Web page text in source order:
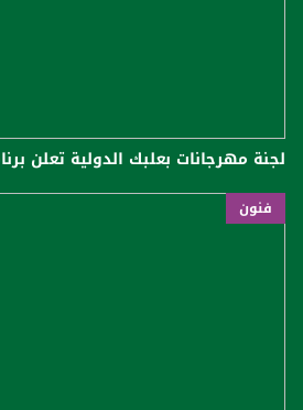
لجنة ​مهرجانات بعلبك​ الدولية تعلن
فنون